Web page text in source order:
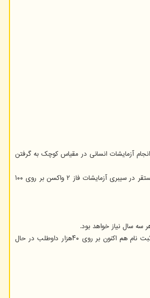
آزمایشات انسانی در مقیاس کوچک به گرفتن
دومین واکسن روس ها برای "کووید-۱۹" توسط مرکز تحقیقات ویروس شناسی و زیست فناوری "وکتور"(Vector) ساخته شده است. هفته گذشته مرکز ویروس شناسی و زیست فناوری "وکتور" مستقر در سیبری آزمایشات فاز ۲ واکسن بر روی ۱۰۰
نخستین واکسن کرونا ویروس روسیه موسوم به"Sputnik V" نخستین واکسن در جهان بود که ماه گذشته تاییدیه دولت روسیه را دریافت کرد و آزمایش های مقیاس بزرگ این واکسن بعد از ثبت نام هم اکنون بر روی ۴۰هزار داوطلب در حال